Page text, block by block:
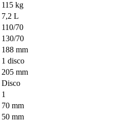
115 kg
7,2 L
110/70
130/70
188 mm
1 disco
205 mm
Disco
1
70 mm
50 mm